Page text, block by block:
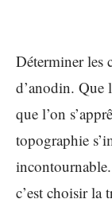
Déterminer les
d’anodin. Que
que l’on
topographie
incontournable.
c’est choisir la